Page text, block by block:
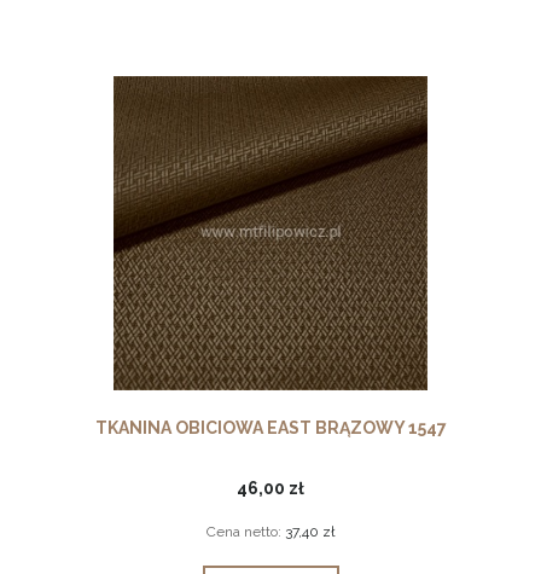
TKANINA OBICIOWA EAST BRĄZOWY 1547
46,00 zł
Cena netto: 37,40 zł